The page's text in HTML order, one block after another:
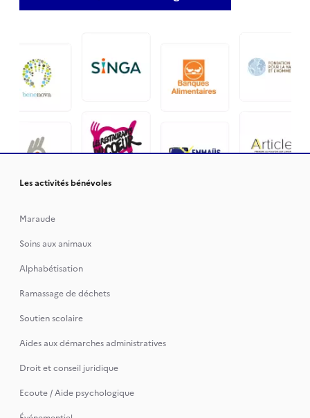
Les activités bénévoles
Maraude
Soins aux animaux
Alphabétisation
Ramassage de déchets
Soutien scolaire
Aides aux démarches administratives
Droit et conseil juridique
Ecoute / Aide psychologique